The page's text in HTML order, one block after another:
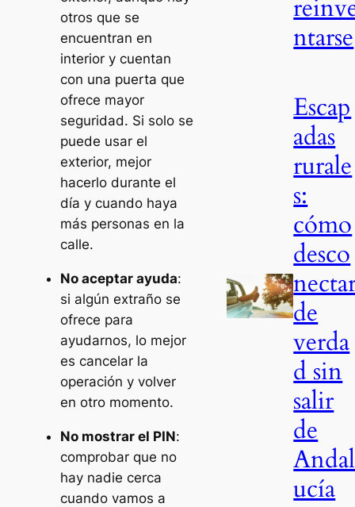
otros que se
encuentran en
interior y cuentan
con una puerta que
ofrece mayor
seguridad. Si solo se
puede usar el
exterior, mejor
hacerlo durante el
día y cuando haya
más personas en la
calle.
No aceptar ayuda:
si algún extraño se
ofrece para
ayudarnos, lo mejor
es cancelar la
operación y volver
en otro momento.
No mostrar el PIN:
comprobar que no
hay nadie cerca
cuando vamos a
ntarse
Escap
adas
rurale
s:
cómo
desco
de
verda
d sin
salir
de
Andal
ucía